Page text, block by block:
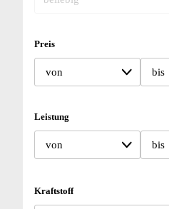
Preis
von bis
Leistung
von bis
Kraftstoff